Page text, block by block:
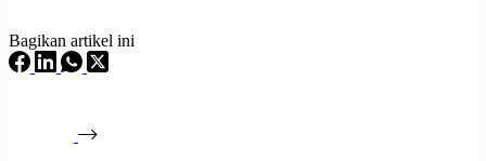
Bagikan artikel ini